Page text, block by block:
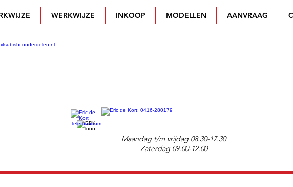
WERKWIJZE INKOOP MODELLEN AANVRAAG
Maandag t/m vrijdag 08.30-17.30
Zaterdag 09.00-12.00